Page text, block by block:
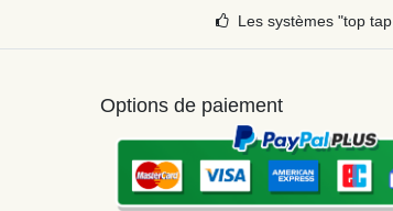
Les systèmes "top tap
Options de paiement